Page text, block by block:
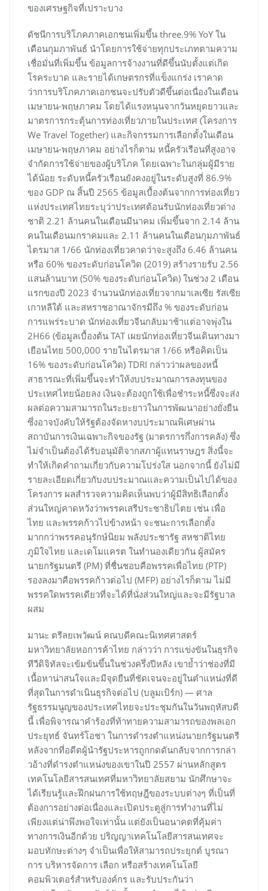
ของเศรษฐกิจที่เปราะบาง
ดัชนีการบริโภคภาคเอกชนเพิ่มขึ้น three.9% YoY ใน
เดือนกุมภาพันธ์ นำโดยการใช้จ่ายทุกประเภทตามความ
เชื่อมั่นที่เพิ่มขึ้น ข้อมูลการจ้างงานที่ดีขึ้นนับตั้งแต่เกิด
โรคระบาด และรายได้เกษตรกรที่แข็งแกร่ง เราคาด
ว่าการบริโภคภาคเอกชนจะปรับตัวดีขึ้นต่อเนื่องในเดือน
เมษายน-พฤษภาคม โดยได้แรงหนุนจากวันหยุดยาวและ
มาตรการกระตุ้นการท่องเที่ยวภายในประเทศ (โครงการ
We Travel Together) และกิจกรรมการเลือกตั้งในเดือน
เมษายน-พฤษภาคม อย่างไรก็ตาม หนี้ครัวเรือนที่สูงอาจ
จำกัดการใช้จ่ายของผู้บริโภค โดยเฉพาะในกลุ่มผู้มีราย
ได้น้อย ระดับหนี้ครัวเรือนยังคงอยู่ในระดับสูงที่ 86.9%
ของ GDP ณ สิ้นปี 2565 ข้อมูลเบื้องต้นจากการท่องเที่ยว
แห่งประเทศไทยระบุว่าประเทศต้อนรับนักท่องเที่ยวต่าง
ชาติ 2.21 ล้านคนในเดือนมีนาคม เพิ่มขึ้นจาก 2.14 ล้าน
คนในเดือนมกราคมและ 2.11 ล้านคนในเดือนกุมภาพันธ์
ไตรมาส 1/66 นักท่องเที่ยวคาดว่าจะสูงถึง 6.46 ล้านคน
หรือ 60% ของระดับก่อนโควิด (2019) สร้างรายรับ 2.56
แสนล้านบาท (50% ของระดับก่อนโควิด) ในช่วง 2 เดือน
แรกของปี 2023 จำนวนนักท่องเที่ยวจากมาเลเซีย รัสเซีย
เกาหลีใต้ และสหราชอาณาจักรมีถึง % ของระดับก่อน
การแพร่ระบาด นักท่องเที่ยวจีนกลับมาช้าแต่อาจพุ่งใน
2H66 (ข้อมูลเบื้องต้น TAT เผยนักท่องเที่ยวจีนเดินทางมา
เยือนไทย 500,000 รายในไตรมาส 1/66 หรือคิดเป็น
16% ของระดับก่อนโควิด) TDRI กล่าวว่าผลของหนี้
สาธารณะที่เพิ่มขึ้นจะทำให้งบประมาณการลงทุนของ
ประเทศไทยน้อยลง เงินจะต้องถูกใช้เพื่อชำระหนี้ซึ่งจะส่ง
ผลต่อความสามารถในระยะยาวในการพัฒนาอย่างยั่งยืน
ซึ่งอาจบังคับให้รัฐต้องจัดหางบประมาณพิเศษผ่าน
สถาบันการเงินเฉพาะกิจของรัฐ (มาตรการกึ่งการคลัง) ซึ่ง
ไม่จำเป็นต้องได้รับอนุมัติจากสภาผู้แทนราษฎร สิ่งนี้จะ
ทำให้เกิดคำถามเกี่ยวกับความโปร่งใส นอกจากนี้ ยังไม่มี
รายละเอียดเกี่ยวกับงบประมาณและความเป็นไปได้ของ
โครงการ ผลสำรวจความคิดเห็นพบว่าผู้มีสิทธิเลือกตั้ง
ส่วนใหญ่คาดหวังว่าพรรคเสรีประชาธิปไตย เช่น เพื่อ
ไทย และพรรคก้าวไปข้างหน้า จะชนะการเลือกตั้ง
มากกว่าพรรคอนุรักษ์นิยม พลังประชารัฐ สหชาติไทย
ภูมิใจไทย และเดโมแครต ในทำนองเดียวกัน ผู้สมัคร
นายกรัฐมนตรี (PM) ที่ชื่นชอบคือพรรคเพื่อไทย (PTP)
รองลงมาคือพรรคก้าวต่อไป (MFP) อย่างไรก็ตาม ไม่มี
พรรคใดพรรคเดียวที่จะได้ที่นั่งส่วนใหญ่และจะมีรัฐบาล
ผสม
มานะ ตรีลยเพวัฒน์ คณบดีคณะนิเทศศาสตร์
มหาวิทยาลัยหอการค้าไทย กล่าวว่า การแข่งขันในธุรกิจ
ทีวีดิจิทัลจะเข้มข้นขึ้นในช่วงครึ่งปีหลัง เขาย้ำว่าช่องที่มี
เนื้อหาน่าสนใจและมีจุดยืนที่ชัดเจนจะอยู่ในตำแหน่งที่ดี
ที่สุดในการดำเนินธุรกิจต่อไป (บลูมเบิร์ก) — ศาล
รัฐธรรมนูญของประเทศไทยจะประชุมกันในวันพฤหัสบดี
นี้ เพื่อพิจารณาคำร้องที่ท้าทายความสามารถของพลเอก
ประยุทธ์ จันทร์โอชา ในการดำรงตำแหน่งนายกรัฐมนตรี
หลังจากที่อดีตผู้นำรัฐประหารถูกกดดันกลับจากการกล่า
วอ้างที่ดำรงตำแหน่งของเขาในปี 2557 ผ่านหลักสูตร
เทคโนโลยีสารสนเทศที่มหาวิทยาลัยสยาม นักศึกษาจะ
ได้เรียนรู้และฝึกฝนการใช้ทฤษฎีของระบบต่างๆ ที่เป็นที่
ต้องการอย่างต่อเนื่องและเปิดประตูสู่การทำงานที่ไม่
เพียงแต่น่าพึงพอใจเท่านั้น แต่ยังเป็นอนาคตที่คุ้มค่า
ทางการเงินอีกด้วย ปริญญาเทคโนโลยีสารสนเทศจะ
มอบทักษะต่างๆ จำเป็นเพื่อให้สามารถประยุกต์ บูรณา
การ บริหารจัดการ เลือก หรือสร้างเทคโนโลยี
คอมพิวเตอร์สำหรับองค์กร และรับประกันว่า